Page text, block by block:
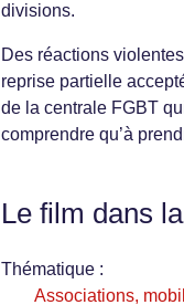
divisions.
Des réactions
reprise partielle
de la centrale FGBT
comprendre qu’à
Le film dans
Thématique :
Associations,